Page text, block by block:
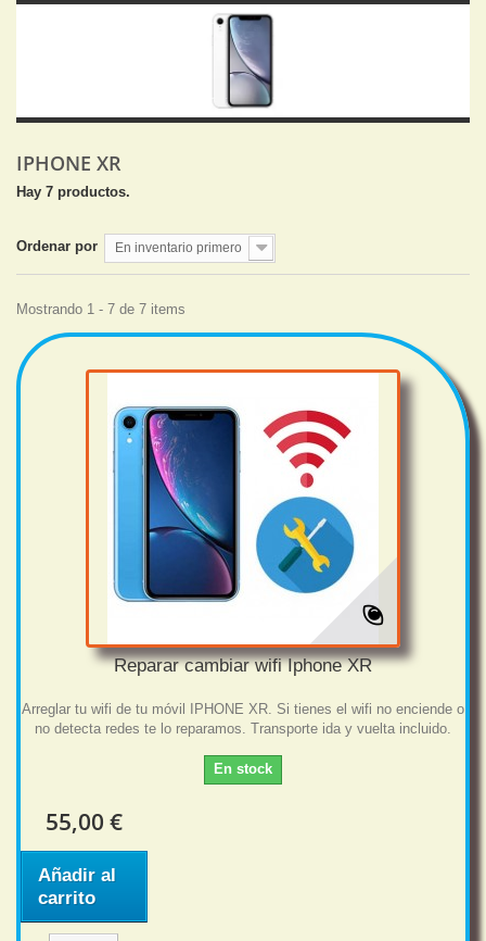
IPHONE XR
Hay 7 productos.
Ordenar por En inventario primero
Mostrando 1 - 7 de 7 items
Reparar cambiar wifi Iphone XR
Arreglar tu wifi de tu móvil IPHONE XR. Si tienes el wifi no enciende o
no detecta redes te lo reparamos. Transporte ida y vuelta incluido.
En stock
55,00 €
Añadir al
carrito